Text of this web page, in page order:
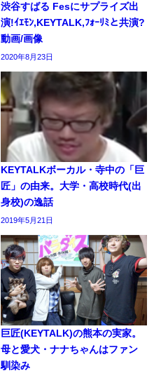
渋谷すばる Fesにサプライズ出
演!ｲｴﾓﾝ,KEYTALK,ﾌｫｰﾘﾐと共演?
動画/画像
2020年8月23日
KEYTALKボーカル・寺中の「巨
匠」の由来。大学・高校時代(出
身校)の逸話
2019年5月21日
巨匠(KEYTALK)の熊本の実家。
母と愛犬・ナナちゃんはファン
馴染み